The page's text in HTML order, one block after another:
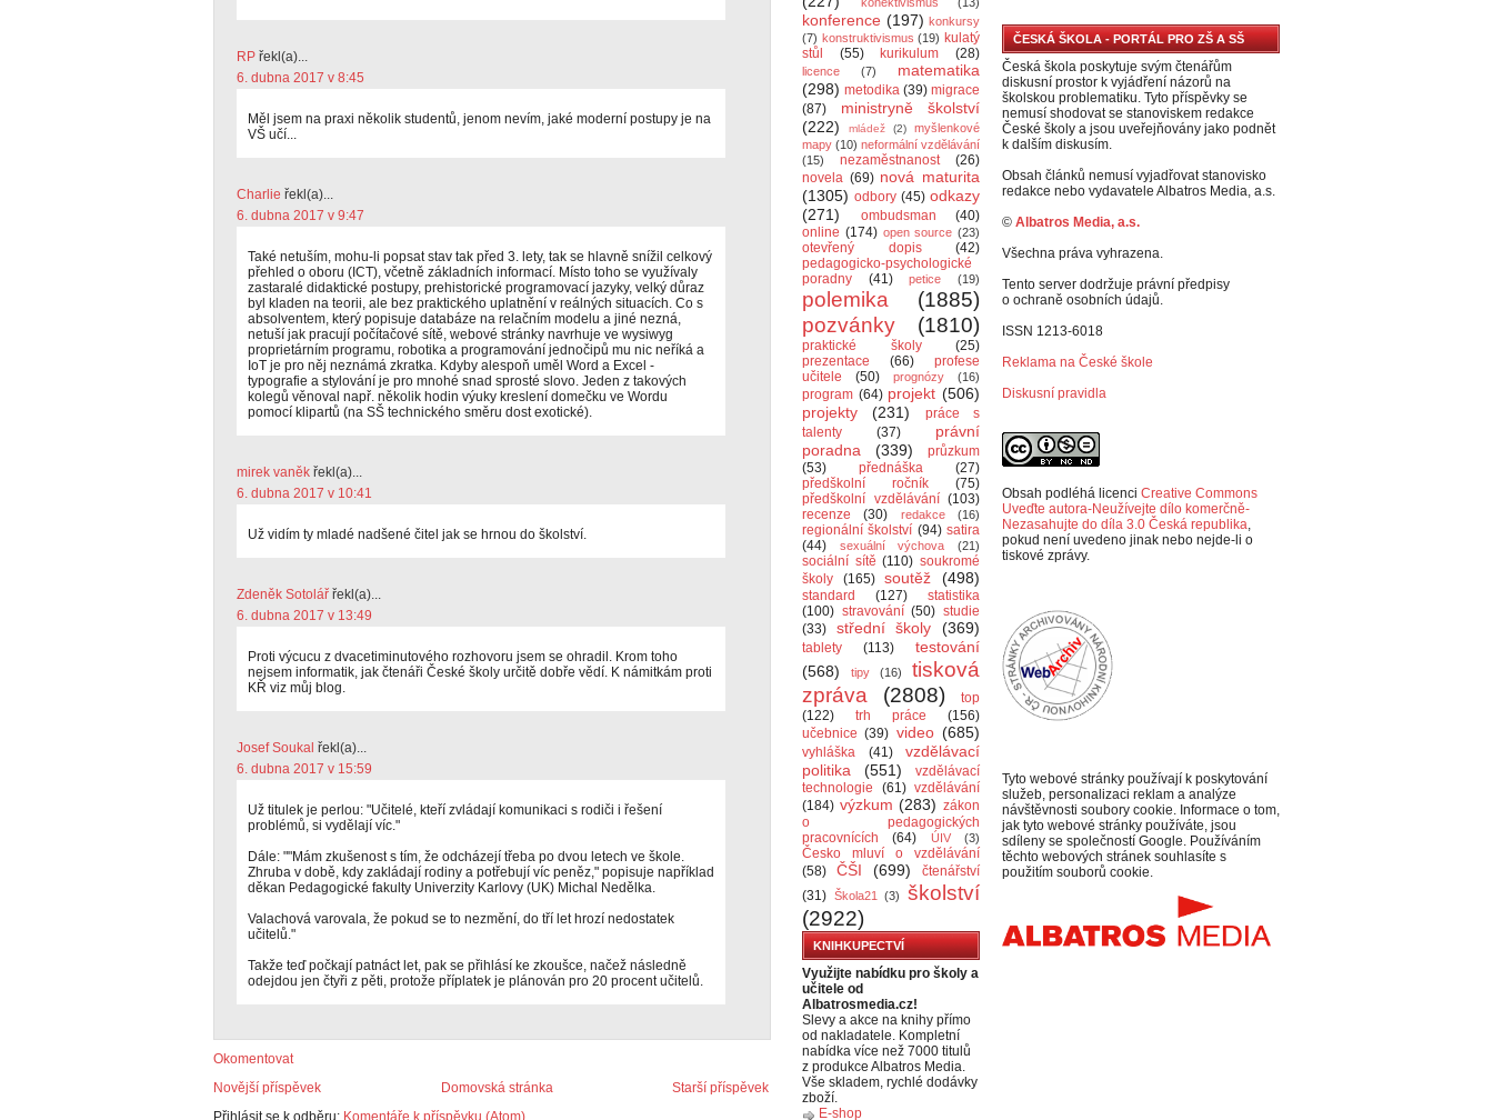
RP řekl(a)...
6. dubna 2017 v 8:45
Měl jsem na praxi několik studentů, jenom nevím, jaké moderní postupy je na
VŠ učí...
Charlie řekl(a)...
6. dubna 2017 v 9:47
Také netuším, mohu-li popsat stav tak před 3. lety, tak se hlavně snížil celkový
přehled o oboru (ICT), včetně základních informací. Místo toho se využívaly
zastaralé didaktické postupy, prehistorické programovací jazyky, velký důraz
byl kladen na teorii, ale bez praktického uplatnění v reálných situacích. Co s
absolventem, který popisuje databáze na relačním modelu a jiné nezná,
netuší jak pracují počítačové sítě, webové stránky navrhuje ve wysiwyg
proprietárním programu, robotika a programování jednočipů mu nic neříká a
IoT je pro něj neznámá zkratka. Kdyby alespoň uměl Word a Excel -
typografie a stylování je pro mnohé snad sprosté slovo. Jeden z takových
kolegů věnoval např. několik hodin výuky kreslení domečku ve Wordu
pomocí klipartů (na SŠ technického směru dost exotické).
mirek vaněk řekl(a)...
6. dubna 2017 v 10:41
Už vidím ty mladé nadšené čitel jak se hrnou do školství.
Zdeněk Sotolář řekl(a)...
6. dubna 2017 v 13:49
Proti výcucu z dvacetiminutového rozhovoru jsem se ohradil. Krom toho
nejsem informatik, jak čtenáři České školy určitě dobře vědí. K námitkám proti
KŘ viz můj blog.
Josef Soukal řekl(a)...
6. dubna 2017 v 15:59
Už titulek je perlou: "Učitelé, kteří zvládají komunikaci s rodiči i řešení
problémů, si vydělají víc."
Dále: ""Mám zkušenost s tím, že odcházejí třeba po dvou letech ve škole.
Zhruba v době, kdy zakládají rodiny a potřebují víc peněz," popisuje například
děkan Pedagogické fakulty Univerzity Karlovy (UK) Michal Nedělka.
Valachová varovala, že pokud se to nezmění, do tří let hrozí nedostatek
učitelů."
Takže teď počkají patnáct let, pak se přihlásí ke zkoušce, načež následně
odejdou jen čtyři z pěti, protože příplatek je plánován pro 20 procent učitelů.
Okomentovat
Novější příspěvek
Starší příspěvek
Domovská stránka
Přihlásit se k odběru: Komentáře k příspěvku (Atom)
konference (197) konkursy
(7) konstruktivismus (19) kulatý
stůl
(55) kurikulum (28)
licence (7)
matematika
(298) metodika (39) migrace
(87)
ministryně školství
(222)
mládež (2)
myšlenkové
mapy (10) neformální vzdělávání
(15)
nezaměstnanost
(26)
novela (69) nová maturita
(1305) odbory (45) odkazy
(271)
ombudsman
(40)
online (174) open source (23)
otevřený dopis
(42)
pedagogicko-psychologické
poradny
(41) petice (19)
polemika
(1885)
pozvánky
(1810)
praktické školy
(25)
prezentace
(66)
profese
učitele
(50) prognózy (16)
program (64) projekt (506)
projekty
(231)
práce s
talenty
(37)
právní
poradna
(339)
průzkum
(53)
přednáška
(27)
předškolní ročník
(75)
předškolní vzdělávání (103)
recenze
(30) redakce (16)
regionální školství (94) satira
(44)
sexuální výchova (21)
sociální sítě (110) soukromé
školy
(165) soutěž (498)
standard (127)
statistika
(100) stravování (50) studie
(33)
střední školy (369)
tablety (113)
testování
(568)
tipy (16)
tisková
zpráva
(2808)
top
(122)
trh práce
(156)
učebnice (39) video (685)
vyhláška (41)
vzdělávací
politika
(551)
vzdělávací
technologie
(61) vzdělávání
(184) výzkum (283) zákon
o pedagogických
pracovnících
(64) ÚIV (3)
Česko mluví o vzdělávání
(58)
ČŠI (699)
čtenářství
(31) Škola21 (3)
školství
(2922)
KNIHKUPECTVÍ
Využijte nabídku pro školy a
učitele od
Albatrosmedia.cz!
Slevy a akce na knihy přímo
od nakladatele. Kompletní
nabídka více než 7000 titulů
z produkce Albatros Media.
Vše skladem, rychlé dodávky
zboží.
E-shop
ČESKÁ ŠKOLA - PORTÁL PRO ZŠ A SŠ
Česká škola poskytuje svým čtenářům
diskusní prostor k vyjádření názorů na
školskou problematiku. Tyto příspěvky se
nemusí shodovat se stanoviskem redakce
České školy a jsou uveřejňovány jako podnět
k dalším diskusím.
Obsah článků nemusí vyjadřovat stanovisko
redakce nebo vydavatele Albatros Media, a.s.
© Albatros Media, a.s.
Všechna práva vyhrazena.
Tento server dodržuje právní předpisy
o ochraně osobních údajů.
ISSN 1213-6018
Reklama na České škole
Diskusní pravidla
Obsah podléhá licenci Creative Commons
Uveďte autora-Neužívejte dílo komerčně-
Nezasahujte do díla 3.0 Česká republika,
pokud není uvedeno jinak nebo nejde-li o
tiskové zprávy.
Tyto webové stránky používají k poskytování
služeb, personalizaci reklam a analýze
návštěvnosti soubory cookie. Informace o tom,
jak tyto webové stránky používáte, jsou
sdíleny se společností Google. Používáním
těchto webových stránek souhlasíte s
použitím souborů cookie.